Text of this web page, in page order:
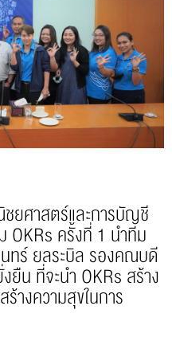
าสตร์และการบัญชี
OKRs ครั้งที่ 1 นำทีม
ทร์ ยลระบิล รองคณบดี
ยืน ที่จะนำ OKRs สร้าง
างความสุขในการ